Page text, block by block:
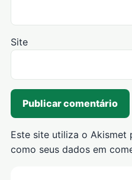
Site
Este site utiliza o Akismet
como seus dados em